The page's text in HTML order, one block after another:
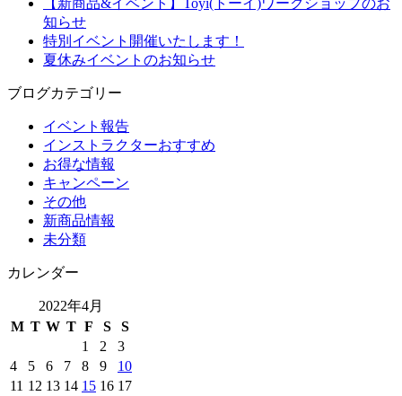
知らせ
特別イベント開催いたします！
夏休みイベントのお知らせ
ブログカテゴリー
イベント報告
インストラクターおすすめ
お得な情報
キャンペーン
その他
新商品情報
未分類
カレンダー
2022年4月
M T W T F S
S
1
2
3
4
5 6 7 8 9
10
11 12 13 14 15 16 17